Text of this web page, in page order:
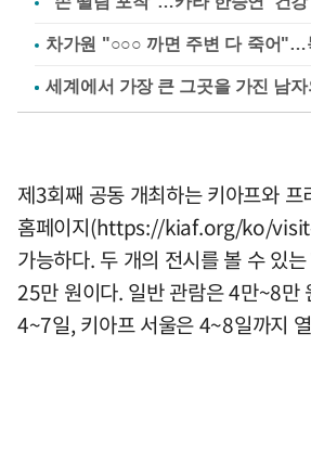
차가원 "○○○ 까면 주변 다 죽어"…
제3회째 공동 개최하는 키아프와
홈페이지(https://kiaf.org/ko/
가능하다. 두 개의 전시를 볼 수 있
25만 원이다. 일반 관람은 4만~8만
4~7일, 키아프 서울은 4~8일까지